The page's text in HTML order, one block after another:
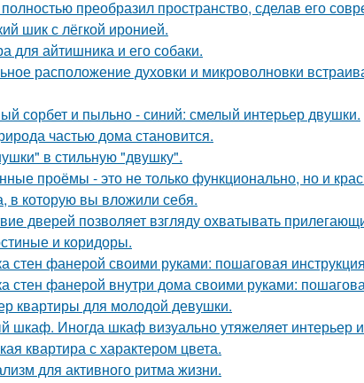
преобразил пространство, сделав его
шик с лёгкой иронией.
для айтишника и его собаки.
расположение духовки и микроволновки
сорбет и пыльно - синий: смелый интерьер двушки.
частью дома становится.
в стильную "двушку".
проёмы - это не только функционально, но и
в которую вы вложили себя.
дверей позволяет взгляду охватывать
и коридоры.
стен фанерой своими руками: пошаговая
стен фанерой внутри дома своими руками:
квартиры для молодой девушки.
шкаф. Иногда шкаф визуально утяжеляет интерьер
квартира с характером цвета.
для активного ритма жизни.